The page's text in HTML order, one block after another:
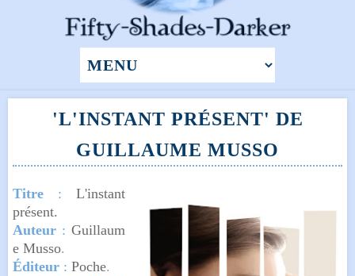
'L'INSTANT PRÉSENT' DE
GUILLAUME MUSSO
Titre :L'instant
présent.
Auteur : Guillaum
e Musso.
Éditeur : Poche.